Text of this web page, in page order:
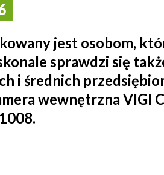
jest osobom,
sprawdzi się
i średnich
wewnętrzna VIGI